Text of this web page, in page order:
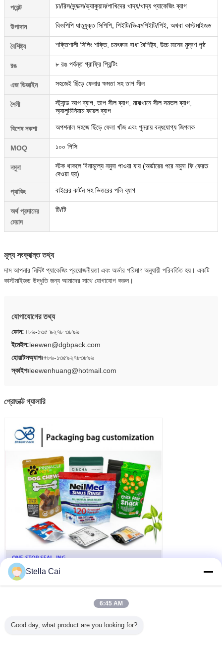
পয়েন্ট চা/রিস/স্ন্যাক্স/ভ্যাকুয়াম/পাখিদের খাদ্য/খাদ্য প্যাকেজিং ব্যাগ
উপাদান বিওপিপি ধাতুযুক্ত সিপিপি, পিইটি/ভিএমপিইটি/পিই, অথবা কাস্টমাইজড
বৈশিষ্ট্য শক্তিশালী সিলিং শক্তি, চমৎকার বাধা বৈশিষ্ট্য, উচ্চ মানের মুদ্রণ পৃষ্ঠ
রঙ ৮ রঙ পর্যন্ত গ্রাফ্রি প্রিন্টিং
এজ ডিজাইন সহজেই ছিঁড়ে ফেলার ক্ষমতা সহ তাপ সীল
শৈলী
স্ট্যান্ড আপ ব্যাগ, তাপ সীল ব্যাগ, মাঝখানে সীল সমতল ব্যাগ,
অ্যালুমিনিয়াম ফয়েল ব্যাগ
বিশেষ নকশা অপশনাল সহজে ছিঁড়ে ফেলা খাঁজ এবং পুনরায় বন্ধযোগ্য জিপলক
MOQ ১০০ পিসি
নমুনা
স্টক থাকলে বিনামূল্যে নমুনা পাওয়া যায় (অর্ডারের পরে নমুনা ফি ফেরত
দেওয়া হয়)
প্যাকিং বাইরের কার্টন সহ ভিতরের পলি ব্যাগ
অর্থ প্রদানের
মেয়াদ
টি/টি
মূল্য সংক্রান্ত তথ্য
দাম আপনার নির্দিষ্ট প্যাকেজিং প্রয়োজনীয়তা এবং অর্ডার পরিমাণ অনুযায়ী পরিবর্তিত হয়। একটি
কাস্টমাইজড উদ্ধৃতি জন্য আমাদের সাথে যোগাযোগ করুন।
যোগাযোগের তথ্য
ফোন:+৮৬-১৩৫ ৯২৭৮ ৩৮৯৬
ইমেইল:leewen@dgbpack.com
হোয়াটসঅ্যাপঃ+৮৬-১৩৫৯২৭৮৩৮৯৬
স্কাইপঃleewenhuang@hotmail.com
প্রোডাক্ট গ্যালারি
Stella Cai
6:45 AM
Good day, what product are you looking for?